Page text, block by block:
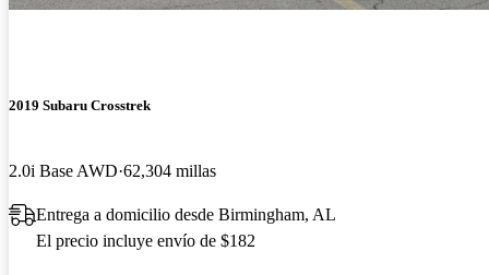
2019 Subaru Crosstrek
2.0i Base AWD 62,304 millas
Entrega a domicilio desde Birmingham, AL
El precio incluye envío de $182